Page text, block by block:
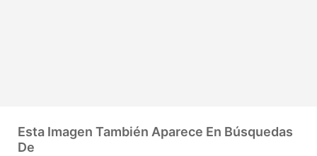
Esta Imagen También Aparece En Búsquedas
De